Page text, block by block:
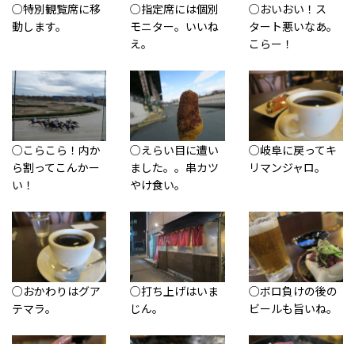
○特別観覧席に移
動します。
○指定席には個別
モニター。いいね
え。
○おいおい！ス
タート悪いなあ。
こらー！
○こらこら！内か
ら割ってこんかー
い！
○えらい目に遭い
ました。。串カツ
やけ食い。
○岐阜に戻ってキ
リマンジャロ。
○おかわりはグア
テマラ。
○打ち上げはいま
じん。
○ボロ負けの後の
ビールも旨いね。